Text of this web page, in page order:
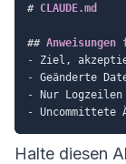
# CLAUDE.md
## Anweisungen
-
-
-
-
Halte diesen